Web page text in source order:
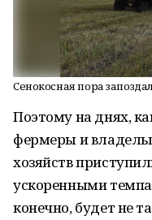
Сенокосная пора
Поэтому на днях,
фермеры и
хозяйств
ускоренными
конечно, будет не